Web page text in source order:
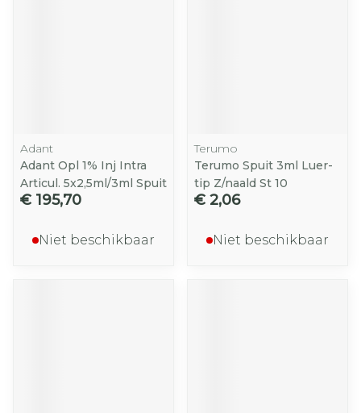
Adant
Adant Opl 1% Inj Intra
Articul. 5x2,5ml/3ml Spuit
€ 195,70
Niet beschikbaar
Terumo
Terumo Spuit 3ml Luer-
tip Z/naald St 10
€ 2,06
Niet beschikbaar